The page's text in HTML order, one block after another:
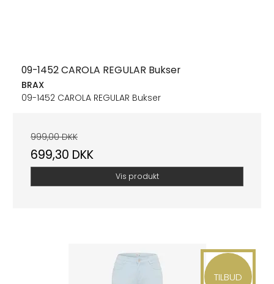
09-1452 CAROLA REGULAR Bukser
BRAX
09-1452 CAROLA REGULAR Bukser
999,00 DKK
699,30 DKK
Vis produkt
TILBUD